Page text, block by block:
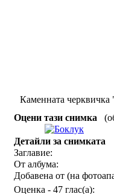
Каменната черквичка
Оцени тази снимка
Детайли за снимката
Заглавие:
От албума:
Добавена от (на
Оценка - 47 глас(а):